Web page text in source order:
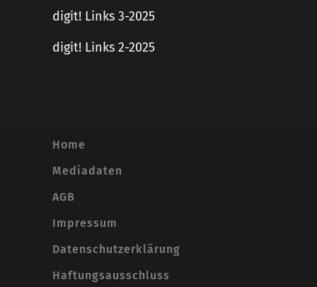
digit! Links 3-2025
digit! Links 2-2025
Home
Mediadaten
AGB
Impressum
Datenschutzerklärung
Haftungsausschluss